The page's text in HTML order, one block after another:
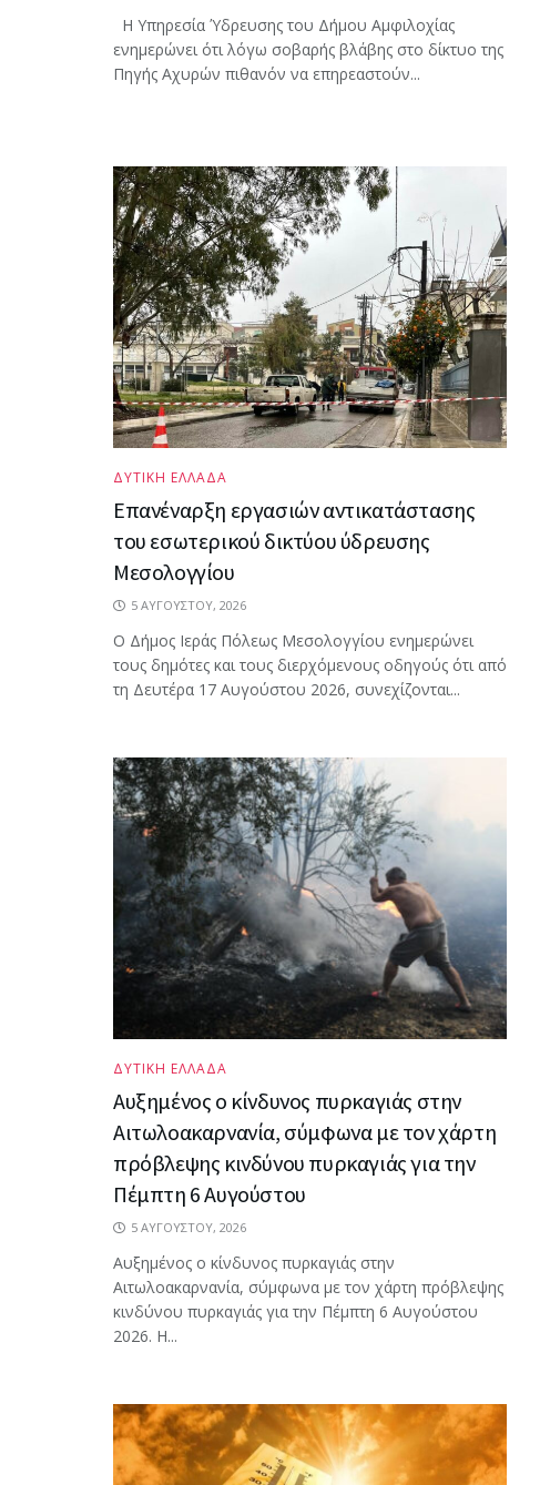
Η Υπηρεσία Ύδρευσης του Δήμου Αμφιλοχίας
ενημερώνει ότι λόγω σοβαρής βλάβης στο δίκτυο της
Πηγής Αχυρών πιθανόν να επηρεαστούν...
ΔΥΤΙΚΗ ΕΛΛΑΔΑ
Επανέναρξη εργασιών αντικατάστασης
του εσωτερικού δικτύου ύδρευσης
Μεσολογγίου
5 ΑΥΓΟΎΣΤΟΥ, 2026
Ο Δήμος Ιεράς Πόλεως Μεσολογγίου ενημερώνει
τους δημότες και τους διερχόμενους οδηγούς ότι από
τη Δευτέρα 17 Αυγούστου 2026, συνεχίζονται...
ΔΥΤΙΚΗ ΕΛΛΑΔΑ
Αυξημένος ο κίνδυνος πυρκαγιάς στην
Αιτωλοακαρνανία, σύμφωνα με τον χάρτη
πρόβλεψης κινδύνου πυρκαγιάς για την
Πέμπτη 6 Αυγούστου
5 ΑΥΓΟΎΣΤΟΥ, 2026
Αυξημένος ο κίνδυνος πυρκαγιάς στην
Αιτωλοακαρνανία, σύμφωνα με τον χάρτη πρόβλεψης
κινδύνου πυρκαγιάς για την Πέμπτη 6 Αυγούστου
2026. Η...